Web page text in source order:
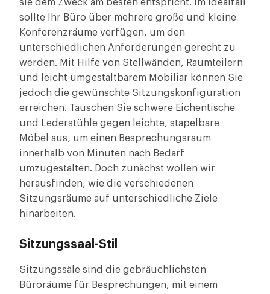
sie dem Zweck am besten entspricht. Im Idealfall
sollte Ihr Büro über mehrere große und kleine
Konferenzräume verfügen, um den
unterschiedlichen Anforderungen gerecht zu
werden. Mit Hilfe von Stellwänden, Raumteilern
und leicht umgestaltbarem Mobiliar können Sie
jedoch die gewünschte Sitzungskonfiguration
erreichen. Tauschen Sie schwere Eichentische
und Lederstühle gegen leichte, stapelbare
Möbel aus, um einen Besprechungsraum
innerhalb von Minuten nach Bedarf
umzugestalten. Doch zunächst wollen wir
herausfinden, wie die verschiedenen
Sitzungsräume auf unterschiedliche Ziele
hinarbeiten.
Sitzungssaal-Stil
Sitzungssäle sind die gebräuchlichsten
Büroräume für Besprechungen, mit einem